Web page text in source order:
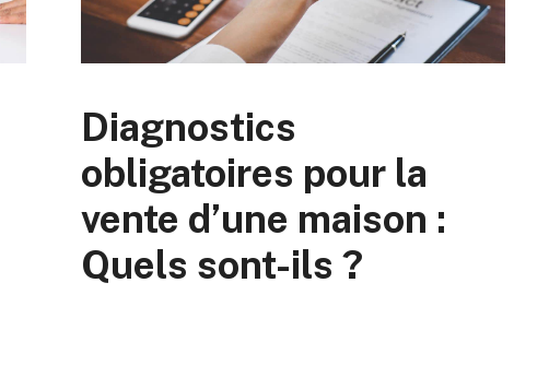
Diagnostics
obligatoires pour la
vente d’une maison :
Quels sont-ils ?